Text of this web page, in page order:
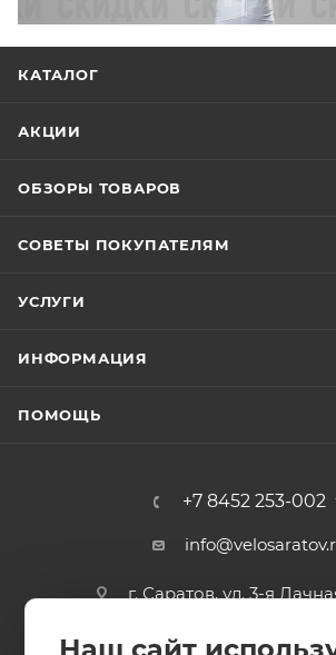
КАТАЛОГ
АКЦИИ
ОБЗОРЫ ТОВАРОВ
СОВЕТЫ ПОКУПАТЕЛЯМ
УСЛУГИ
ИНФОРМАЦИЯ
ПОМОЩЬ
+7 8452 253-002
г. Саратов, ул. 3-я